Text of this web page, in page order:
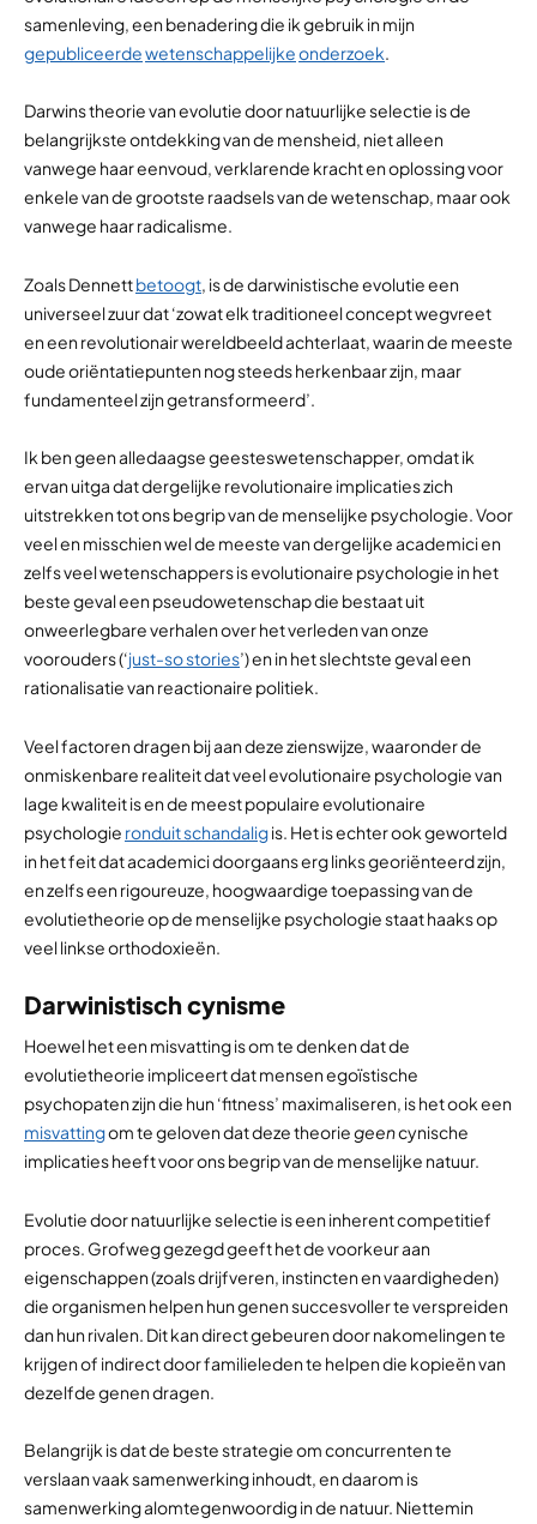
samenleving, een benadering die ik gebruik in mijn
gepubliceerdewetenschappelijkeonderzoek.
Darwins theorie van evolutie door natuurlijke selectie is de
belangrijkste ontdekking van de mensheid, niet alleen
vanwege haar eenvoud, verklarende kracht en oplossing voor
enkele van de grootste raadsels van de wetenschap, maar ook
vanwege haar radicalisme.
Zoals Dennettbetoogt, is de darwinistische evolutie een
universeel zuur dat ‘zowat elk traditioneel concept wegvreet
en een revolutionair wereldbeeld achterlaat, waarin de meeste
oude oriëntatiepunten nog steeds herkenbaar zijn, maar
fundamenteel zijn getransformeerd’.
Ik ben geen alledaagse geesteswetenschapper, omdat ik
ervan uitga dat dergelijke revolutionaire implicaties zich
uitstrekken tot ons begrip van de menselijke psychologie. Voor
veel en misschien wel de meeste van dergelijke academici en
zelfs veel wetenschappers is evolutionaire psychologie in het
beste geval een pseudowetenschap die bestaat uit
onweerlegbare verhalen over het verleden van onze
voorouders (‘just-so stories’) en in het slechtste geval een
rationalisatie van reactionaire politiek.
Veel factoren dragen bij aan deze zienswijze, waaronder de
onmiskenbare realiteit dat veel evolutionaire psychologie van
lage kwaliteit is en de meest populaire evolutionaire
psychologie ronduit schandaligis. Het is echter ook geworteld
in het feit dat academici doorgaans erg links georiënteerd zijn,
en zelfs een rigoureuze, hoogwaardige toepassing van de
evolutietheorie op de menselijke psychologie staat haaks op
veel linkse orthodoxieën.
Darwinistisch cynisme
Hoewel het een misvatting is om te denken dat de
evolutietheorie impliceert dat mensen egoïstische
psychopaten zijn die hun ‘fitness’ maximaliseren, is het ook een
misvattingom te geloven dat deze theoriegeencynische
implicaties heeft voor ons begrip van de menselijke natuur.
Evolutie door natuurlijke selectie is een inherent competitief
proces. Grofweg gezegd geeft het de voorkeur aan
eigenschappen (zoals drijfveren, instincten en vaardigheden)
die organismen helpen hun genen succesvoller te verspreiden
dan hun rivalen. Dit kan direct gebeuren door nakomelingen te
krijgen of indirect door familieleden te helpen die kopieën van
dezelfde genen dragen.
Belangrijk is dat de beste strategie om concurrenten te
verslaan vaak samenwerking inhoudt, en daarom is
samenwerking alomtegenwoordig in de natuur. Niettemin